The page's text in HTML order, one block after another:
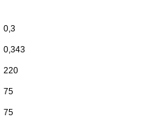
0,3
0,343
220
75
75